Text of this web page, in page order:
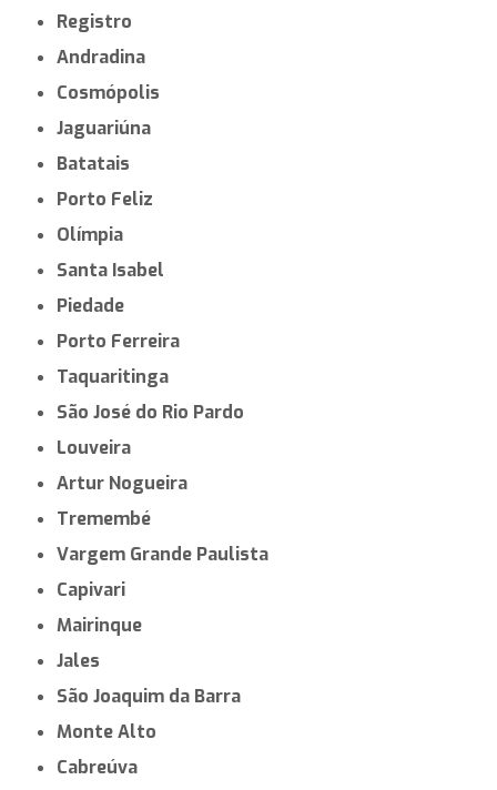
Registro
Andradina
Cosmópolis
Jaguariúna
Batatais
Porto Feliz
Olímpia
Santa Isabel
Piedade
Porto Ferreira
Taquaritinga
São José do Rio Pardo
Louveira
Artur Nogueira
Tremembé
Vargem Grande Paulista
Capivari
Mairinque
Jales
São Joaquim da Barra
Monte Alto
Cabreúva